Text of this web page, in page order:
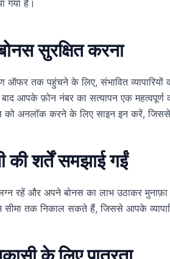
गया है।
सुरक्षित करना
ऑफर तक पहुंचने के लिए, संभावित
आपके फ़ोन नंबर का सत्यापन एक
को अनलॉक करने के लिए साइन इन करें, जिससे
की शर्तें समझाई गईं
रहें और अपने बोनस का लाभ उठाकर
तक निकाल सकते हैं, जिससे आपके